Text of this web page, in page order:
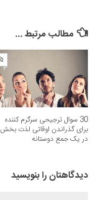
مطالب مرتبط ...
30 سوال ترجیحی سرگرم کننده
برای گذراندن اوقاتی لذت بخش
در یک جمع دوستانه
دیدگاهتان را بنویسید